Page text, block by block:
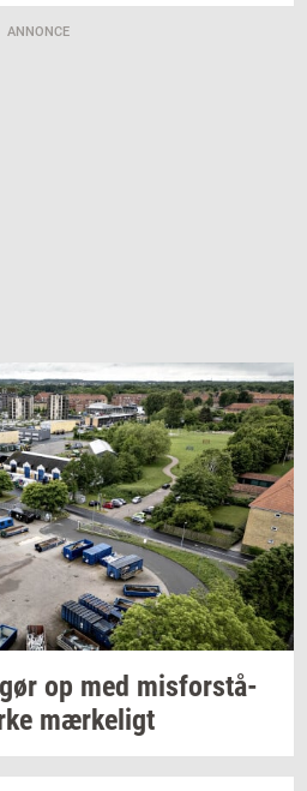
ANNONCE
gør op med mis­for­stå­
mær­ke­ligt